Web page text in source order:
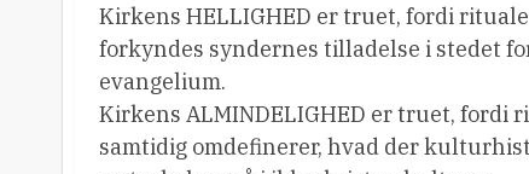
Kirkens HELLIGHED er truet, fordi
forkyndes syndernes tilladelse i stedet
evangelium.
Kirkens ALMINDELIGHED er truet, fordi
samtidig omdefinerer, hvad der